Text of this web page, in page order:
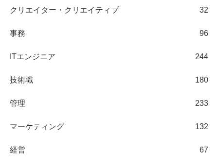
クリエイター・クリエイティブ 32
事務 96
ITエンジニア 244
技術職 180
管理 233
マーケティング 132
経営 67